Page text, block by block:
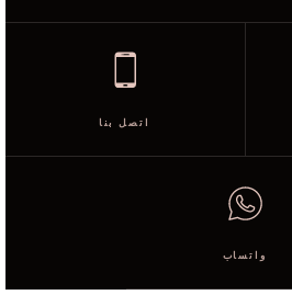
اتصل بنا
واتساب